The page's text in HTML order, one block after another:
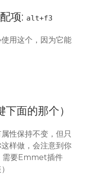
项: alt+f3
用这个，因为它能
下面的那个）
性保持不变，但只
样做，会注意到你
需要Emmet插件